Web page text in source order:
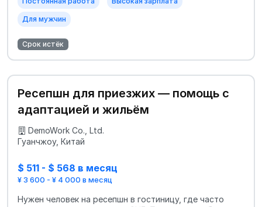
Для мужчин
Срок истёк
Ресепшн для приезжих — помощь с
адаптацией и жильём
DemoWork Co., Ltd.
Гуанчжоу, Китай
$ 511 - $ 568 в месяц
¥ 3 600 - ¥ 4 000 в месяц
Нужен человек на ресепшн в гостиницу, где часто